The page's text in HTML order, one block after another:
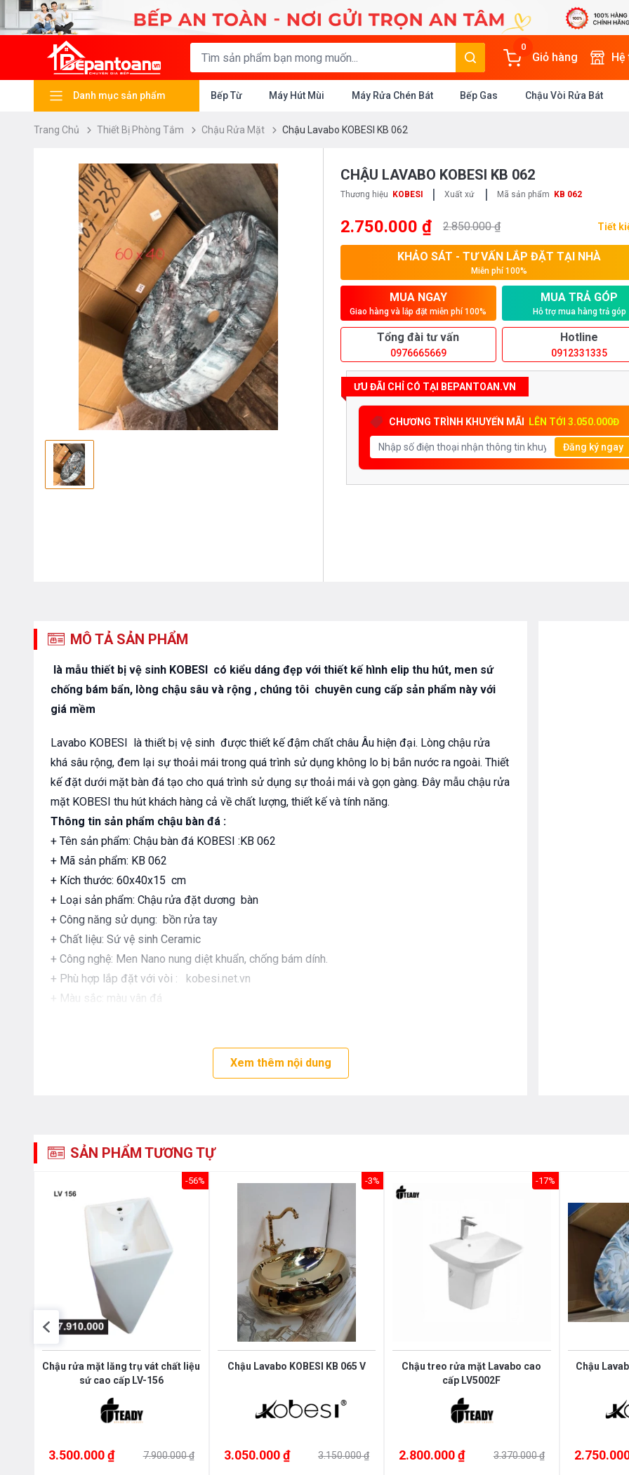
0
Giỏ hàng
Danh mục sản phẩm Bếp Từ Máy Hút Mùi Máy Rửa Chén Bát Bếp Gas Chậu Vòi Rửa Bát
Trang Chủ Thiết Bị Phòng Tắm Chậu Rửa Mặt Chậu Lavabo KOBESI KB 062
CHẬU LAVABO KOBESI KB 062
Thương hiệu KOBESI | Xuất xứ | Mã sản phẩm KB 062
2.750.000 ₫ 2.850.000 ₫ Tiết
KHẢO SÁT - TƯ VẤN LẮP ĐẶT TẠI NHÀ
Miễn phí 100%
MUA NGAY
Giao hàng và lắp đặt miễn phí 100%
MUA TRẢ GÓP
Hỗ trợ mua hàng trả góp
Tổng đài tư vấn
0976665669
Hotline
0912331335
ƯU ĐÃI CHỈ CÓ TẠI BEPANTOAN.VN
CHƯƠNG TRÌNH KHUYẾN MÃI LÊN TỚI 3.050.000Đ
Đăng ký ngay
MÔ TẢ SẢN PHẨM
là mẫu thiết bị vệ sinh KOBESI có kiểu dáng đẹp với thiết kế hình elip thu hút, men sứ
chống bám bẩn, lòng chậu sâu và rộng , chúng tôi chuyên cung cấp sản phẩm này với
giá mềm
Lavabo KOBESI là thiết bị vệ sinh được thiết kế đậm chất châu Âu hiện đại. Lòng chậu rửa
khá sâu rộng, đem lại sự thoải mái trong quá trình sử dụng không lo bị bắn nước ra ngoài. Thiết
kế đặt dưới mặt bàn đá tạo cho quá trình sử dụng sự thoải mái và gọn gàng. Đây mẫu chậu rửa
mặt KOBESI thu hút khách hàng cả về chất lượng, thiết kế và tính năng.
Thông tin sản phẩm chậu bàn đá :
+ Tên sản phẩm: Chậu bàn đá KOBESI :KB 062
+ Mã sản phẩm: KB 062
+ Kích thước: 60x40x15 cm
+ Loại sản phẩm: Chậu rửa đặt dương bàn
+ Công năng sử dụng: bồn rửa tay
+ Chất liệu: Sứ vệ sinh Ceramic
+ Công nghệ: Men Nano nung diệt khuẩn, chống bám dính.
+ Phù hợp lắp đặt với vòi : kobesi.net.vn
+ Màu sắc: màu vân đá
Xem thêm nội dung
SẢN PHẨM TƯƠNG TỰ
-56%
Chậu rửa mặt lăng trụ vát chất liệu
sứ cao cấp LV-156
3.500.000 ₫ 7.900.000 ₫
-3%
Chậu Lavabo KOBESI KB 065 V
3.050.000 ₫ 3.150.000 ₫
-17%
Chậu treo rửa mặt Lavabo cao
cấp LV5002F
2.800.000 ₫ 3.370.000 ₫
Chậu